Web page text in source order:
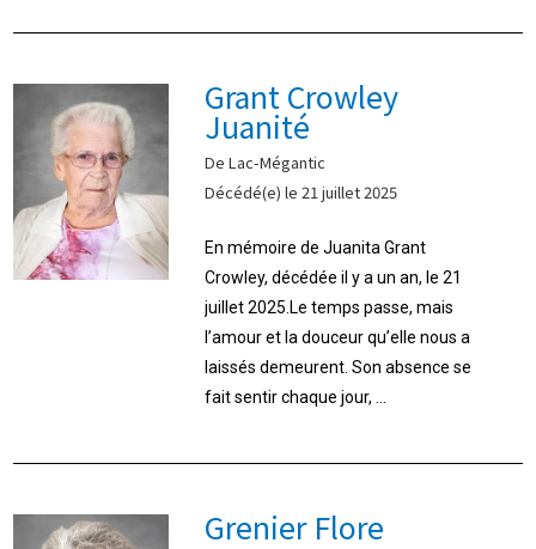
Grant Crowley
Juanité
De Lac-Mégantic
Décédé(e) le 21 juillet 2025
En mémoire de Juanita Grant
Crowley, décédée il y a un an, le 21
juillet 2025.Le temps passe, mais
l’amour et la douceur qu’elle nous a
laissés demeurent. Son absence se
fait sentir chaque jour, ...
Grenier Flore